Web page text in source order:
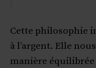
Cette philosophie
à l’argent. Elle
manière